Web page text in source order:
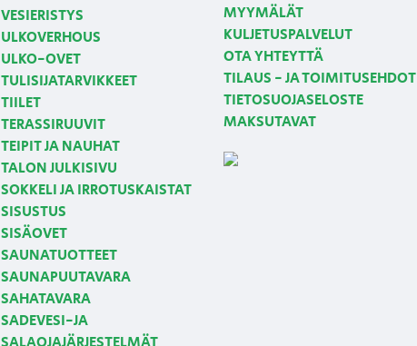
VESIERISTYS
ULKOVERHOUS
ULKO-OVET
TULISIJATARVIKKEET
TIILET
TERASSIRUUVIT
TEIPIT JA NAUHAT
TALON JULKISIVU
SOKKELI JA IRROTUSKAISTAT
SISUSTUS
SISÄOVET
SAUNATUOTTEET
SAUNAPUUTAVARA
SAHATAVARA
SADEVESI-JA
MYYMÄLÄT
KULJETUSPALVELUT
OTA YHTEYTTÄ
TILAUS - JA TOIMITUSEHDOT
TIETOSUOJASELOSTE
MAKSUTAVAT